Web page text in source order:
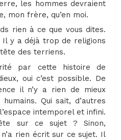
les hommes devraient
mon frère, qu’en moi.
rien à ce que vous dites.
Il y a déjà trop de religions
des terriens.
par cette histoire de
oui c’est possible. De
il n’y a rien de mieux
Qui sait, d’autres
intemporel et infini.
sur ce sujet ? Sinon,
rien écrit sur ce sujet. Il